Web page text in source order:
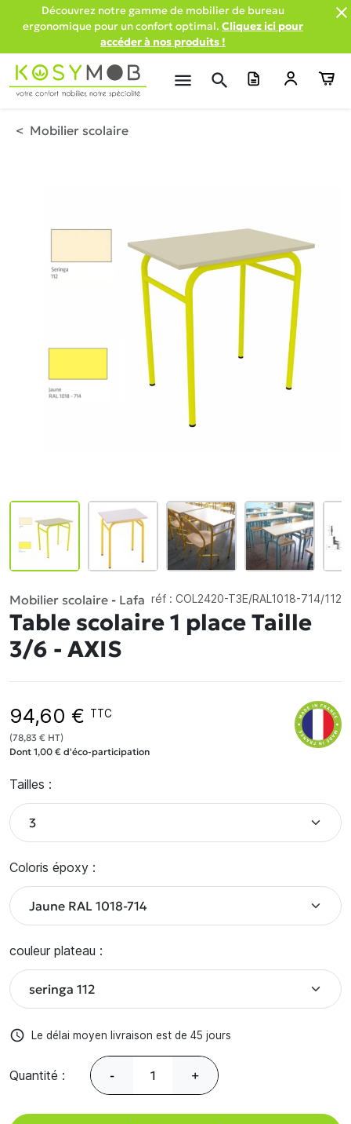
Découvrez notre gamme de mobilier de bureau
ergonomique pour un confort optimal. Cliquez ici pour
accéder à nos produits !

menu search
Mobilier scolaire
Mobilier scolaire - Lafa réf : COL2420-T3E/RAL1018-714/112
Table scolaire 1 place Taille
3/6 - AXIS
94,60 € TTC
(78,83 € HT)
Dont 1,00 € d'éco-participation
Tailles :
Coloris époxy :
couleur plateau :
access_time Le délai moyen livraison est de 45 jours
Quantité : - +